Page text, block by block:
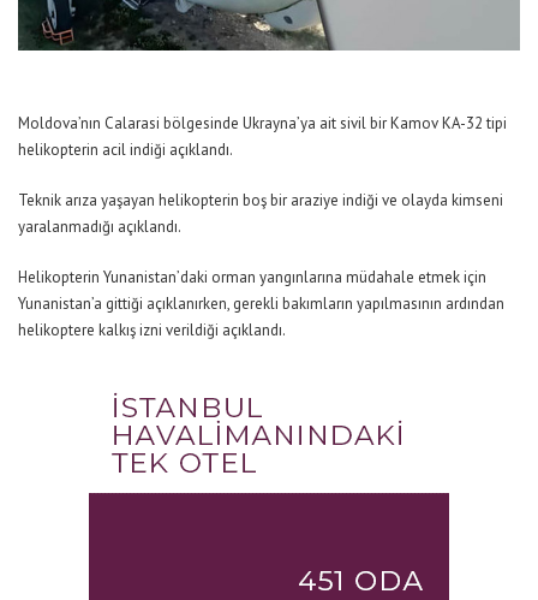
Moldova’nın Calarasi bölgesinde Ukrayna’ya ait sivil bir Kamov KA-32 tipi
helikopterin acil indiği açıklandı.
Teknik arıza yaşayan helikopterin boş bir araziye indiği ve olayda kimseni
yaralanmadığı açıklandı.
Helikopterin Yunanistan’daki orman yangınlarına müdahale etmek için
Yunanistan’a gittiği açıklanırken, gerekli bakımların yapılmasının ardından
helikoptere kalkış izni verildiği açıklandı.